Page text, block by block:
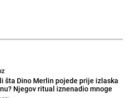
šta Dino Merlin pojede prije izlaska
Njegov ritual iznenadio mnoge